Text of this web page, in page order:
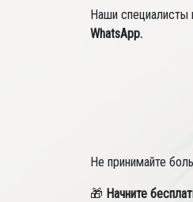
Наши специалисты
WhatsApp.
Не принимайте
🎁 Начните